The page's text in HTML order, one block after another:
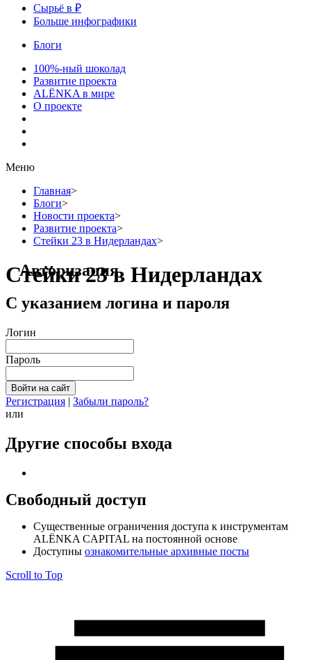
Сырьё в ₽
Больше инфографики
Блоги
100%-ный шоколад
Развитие проекта
ALЁNKA в мире
О проекте
Меню
Главная>
Блоги>
Новости проекта>
Развитие проекта>
Стейки 23 в Нидерландах>
Стейки 23 в Нидерландах
Авторизация
С указанием логина и пароля
Логин
Пароль
Регистрация | Забыли пароль?
или
Другие способы входа
Свободный доступ
Cущественные ограничения доступа к инструментам
ALЁNKA CAPITAL на постоянной основе
Доступны ознакомительные архивные посты
Scroll to Top